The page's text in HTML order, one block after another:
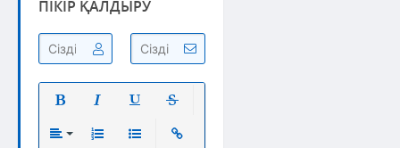
ПІКІР ҚАЛДЫРУ